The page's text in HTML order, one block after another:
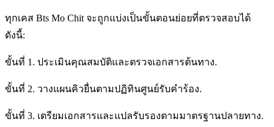
ทุกเคส Bts Mo Chit จะถูกแบ่งเป็นขั้นตอนย่อยที่ตรวจสอบได้
ดังนี้:
ขั้นที่ 1. ประเมินคุณสมบัติและตรวจเอกสารต้นทาง.
ขั้นที่ 2. วางแผนคิวยื่นตามปฏิทินศูนย์รับคำร้อง.
ขั้นที่ 3. เตรียมเอกสารและแปลรับรองตามมาตรฐานปลายทาง.